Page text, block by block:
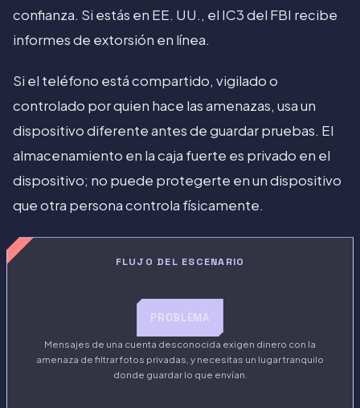
confianza. Si estás en EE. UU., el IC3 del FBI recibe
informes de extorsión en línea.
Si el teléfono está compartido, vigilado o
controlado por quien hace las amenazas, usa un
dispositivo diferente antes de guardar pruebas. El
almacenamiento en la caja fuerte es privado en el
dispositivo; no puede protegerte en un dispositivo
que otra persona controla físicamente.
FLUJO DEL ESCENARIO
PROBLEMA
Mensajes de una cuenta desconocida exigen dinero con la
amenaza de filtrar fotos privadas, y necesitas un lugar tranquilo
donde guardar lo que envían.